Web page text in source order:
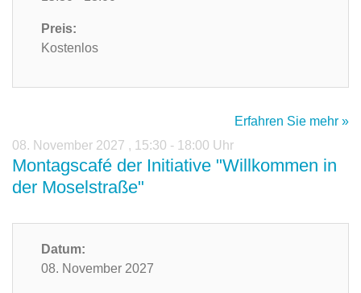
Preis:
Kostenlos
Erfahren Sie mehr »
08. November 2027 , 15:30 - 18:00 Uhr
Montagscafé der Initiative "Willkommen in
der Moselstraße"
Datum:
08. November 2027